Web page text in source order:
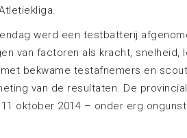
werd een testbatterij
van factoren als kracht, snelheid,
bekwame testafnemers en
van de resultaten. De
oktober 2014 – onder erg